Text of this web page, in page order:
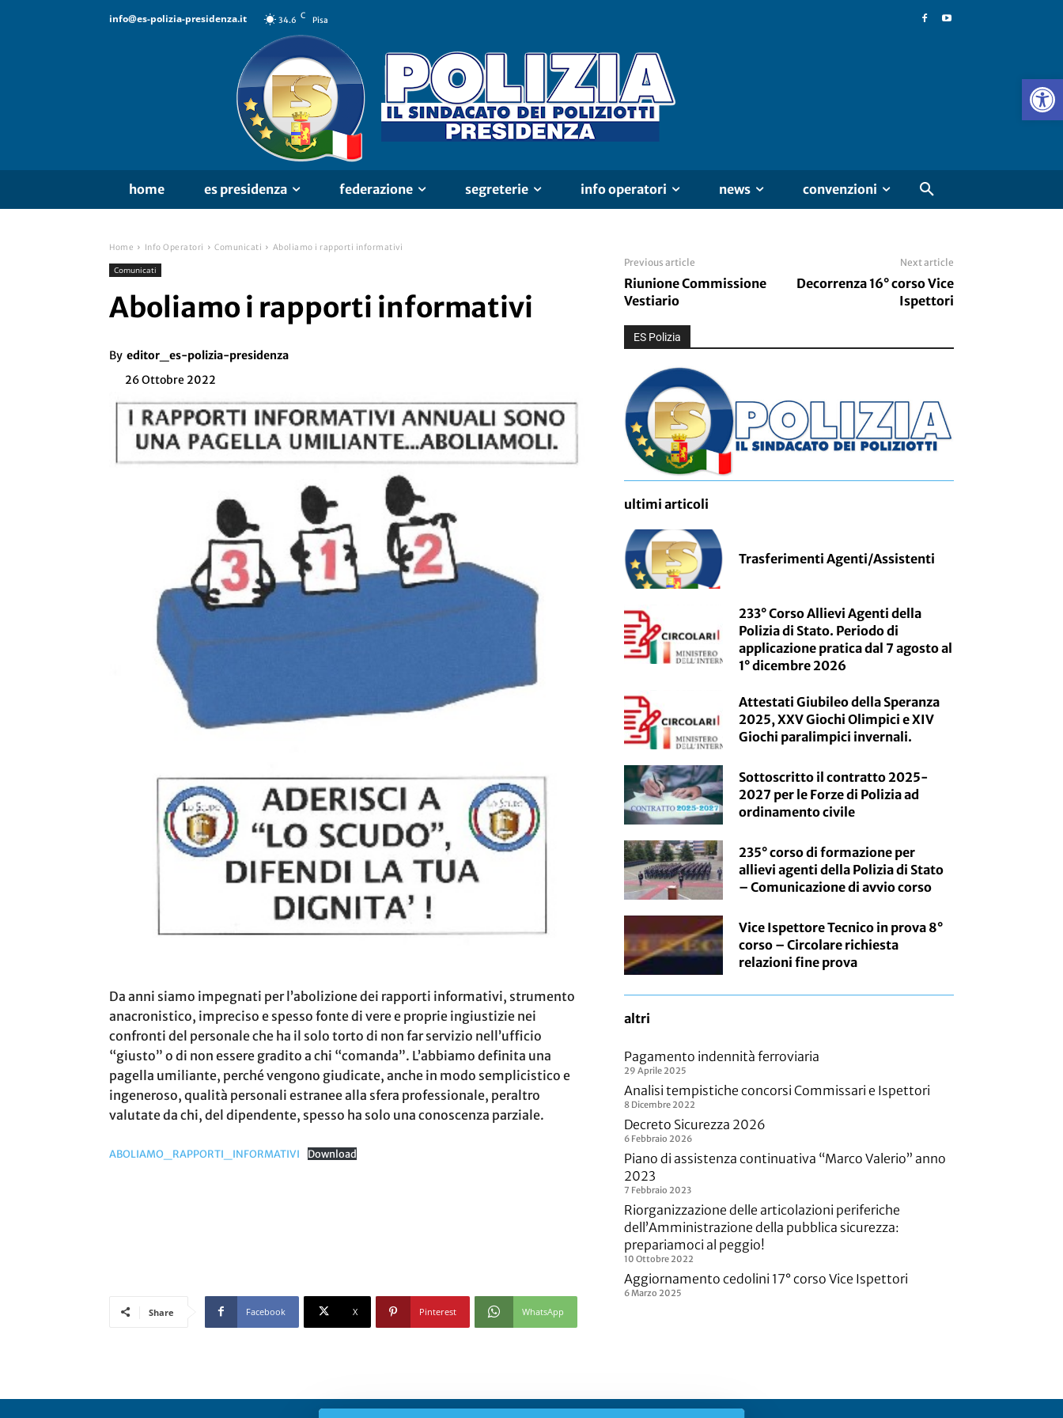
info@es-polizia-presidenza.it 34.6 C Pisa
home es presidenza federazione segreterie info operatori news convenzioni
Home Info Operatori Comunicati Aboliamo i rapporti informativi
Comunicati
Aboliamo i rapporti informativi
By editor_es-polizia-presidenza
26 Ottobre 2022
Da anni siamo impegnati per l’abolizione dei rapporti informativi, strumento
anacronistico, impreciso e spesso fonte di vere e proprie ingiustizie nei
confronti del personale che ha il solo torto di non far servizio nell’ufficio
“giusto” o di non essere gradito a chi “comanda”. L’abbiamo definita una
pagella umiliante, perché vengono giudicate, anche in modo semplicistico e
ingeneroso, qualità personali estranee alla sfera professionale, peraltro
valutate da chi, del dipendente, spesso ha solo una conoscenza parziale.
ABOLIAMO_RAPPORTI_INFORMATIVI Download
Previous article
Riunione Commissione
Vestiario
Next article
Decorrenza 16° corso Vice
Ispettori
ES Polizia
ultimi articoli
Trasferimenti Agenti/Assistenti
233° Corso Allievi Agenti della
Polizia di Stato. Periodo di
applicazione pratica dal 7 agosto al
1° dicembre 2026
Attestati Giubileo della Speranza
2025, XXV Giochi Olimpici e XIV
Giochi paralimpici invernali.
Sottoscritto il contratto 2025-
2027 per le Forze di Polizia ad
ordinamento civile
235° corso di formazione per
allievi agenti della Polizia di Stato
– Comunicazione di avvio corso
Vice Ispettore Tecnico in prova 8°
corso – Circolare richiesta
relazioni fine prova
altri
Pagamento indennità ferroviaria
29 Aprile 2025
Analisi tempistiche concorsi Commissari e Ispettori
8 Dicembre 2022
Decreto Sicurezza 2026
6 Febbraio 2026
Piano di assistenza continuativa “Marco Valerio” anno
2023
7 Febbraio 2023
Riorganizzazione delle articolazioni periferiche
dell’Amministrazione della pubblica sicurezza:
prepariamoci al peggio!
10 Ottobre 2022
Aggiornamento cedolini 17° corso Vice Ispettori
6 Marzo 2025
Share Facebook X Pinterest WhatsApp